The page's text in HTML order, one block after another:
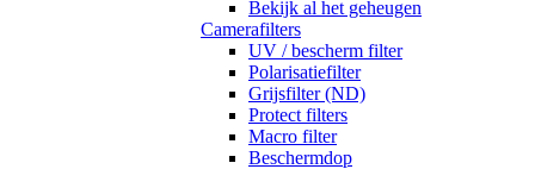
Bekijk al het geheugen
Camerafilters
UV / bescherm filter
Polarisatiefilter
Grijsfilter (ND)
Protect filters
Macro filter
Beschermdop